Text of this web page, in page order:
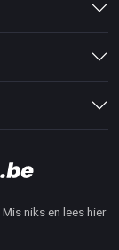
niks en lees hier